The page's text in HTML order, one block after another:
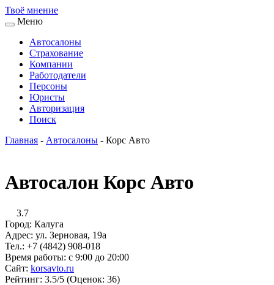
Твоё мнение
Меню
Автосалоны
Страхование
Компании
Работодатели
Персоны
Юристы
Авторизация
Поиск
Главная - Автосалоны - Корс Авто
Автосалон Корс Авто
3.7
Город: Калуга
Адрес: ул. Зерновая, 19а
Тел.: +7 (4842) 908-018
Время работы: с 9:00 до 20:00
Сайт: korsavto.ru
Рейтинг: 3.5/5 (Оценок: 36)